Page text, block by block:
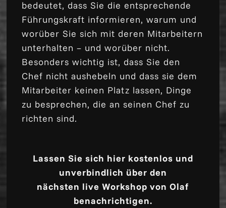
bedeutet, dass Sie die entsprechende
Führungskraft informieren, warum und
worüber Sie sich mit deren Mitarbeitern
unterhalten – und worüber nicht.
Besonders wichtig ist, dass Sie den
Chef nicht aushebeln und dass sie dem
Mitarbeiter keinen Platz lassen, Dinge
zu besprechen, die an seinen Chef zu
richten sind.
Lassen Sie sich hier kostenlos und
unverbindlich über den
nächsten live Workshop von Olaf
benachrichtigen.